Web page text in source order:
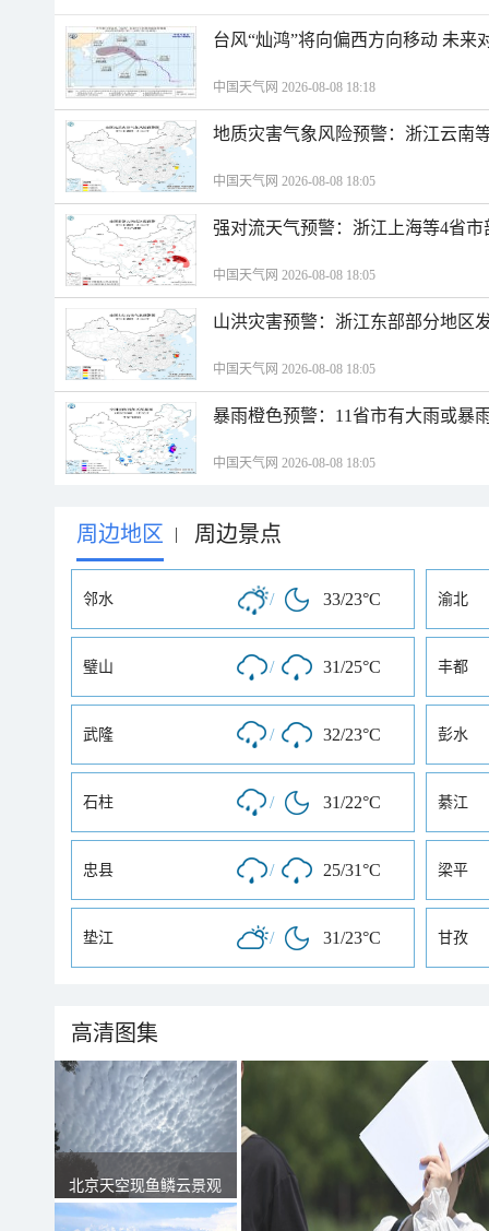
台风“灿鸿”将向偏西方向移动 未来
中国天气网 2026-08-08 18:18
地质灾害气象风险预警：浙江云南
中国天气网 2026-08-08 18:05
强对流天气预警：浙江上海等4省
中国天气网 2026-08-08 18:05
山洪灾害预警：浙江东部部分地区
中国天气网 2026-08-08 18:05
暴雨橙色预警：11省市有大雨或暴
中国天气网 2026-08-08 18:05
周边地区 | 周边景点
邻水 / 33/23°C 渝北
璧山 / 31/25°C 丰都
武隆 / 32/23°C 彭水
石柱 / 31/22°C 綦江
忠县 / 25/31°C 梁平
垫江 / 31/23°C 甘孜
高清图集
北京天空现鱼鳞云景观